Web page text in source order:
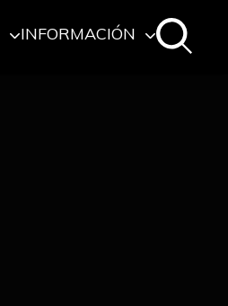
INFORMACIÓN